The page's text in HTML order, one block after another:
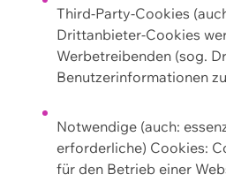
Third-Party-Cookies
Drittanbieter-Cookies
Werbetreibenden (sog.
Benutzerinformationen
Notwendige (auch:
erforderliche) Cookies:
für den Betrieb einer